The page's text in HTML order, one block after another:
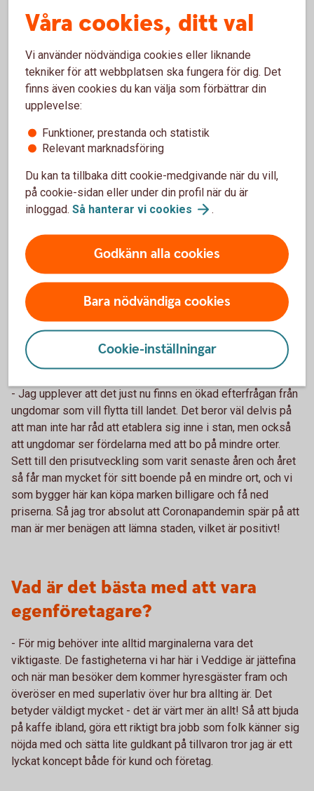
och det är ett gott betyg till personalen. Flera anställda har
blivit mina nära vänner genom åren.
Hur har byggmarknaden
förändrats skulle du säga genom
dina företagsår?
förändring vad gäller maskinhjälpmedel och den tekniska
utvecklingen. Det finns också en ökad förväntan på snabba
tidplaner och leveranser - ett projekt ska helst vara klart
med i utvecklingen sköter sig mycket själv är min
erfarenhet om man har skitduktig personal. Någon snappar
upp det ena och någon det andra och det gör ju att vi som
företag tillsammans kan hålla oss i framkant.
Ser du några effekter av
Coronapandemin?
- Jag upplever att det just nu finns en ökad efterfrågan från
ungdomar som vill flytta till landet. Det beror väl delvis på
att man inte har råd att etablera sig inne i stan, men också
att ungdomar ser fördelarna med att bo på mindre orter.
Sett till den prisutveckling som varit senaste åren och året
så får man mycket för sitt boende på en mindre ort, och vi
som bygger här kan köpa marken billigare och få ned
priserna. Så jag tror absolut att Coronapandemin spär på att
man är mer benägen att lämna staden, vilket är positivt!
Vad är det bästa med att vara
egenföretagare?
- För mig behöver inte alltid marginalerna vara det
viktigaste. De fastigheterna vi har här i Veddige är jättefina
och när man besöker dem kommer hyresgäster fram och
överöser en med superlativ över hur bra allting är. Det
betyder väldigt mycket - det är värt mer än allt! Så att bjuda
på kaffe ibland, göra ett riktigt bra jobb som folk känner sig
nöjda med och sätta lite guldkant på tillvaron tror jag är ett
lyckat koncept både för kund och företag.
Våra cookies, ditt val
Vi använder nödvändiga cookies eller liknande
tekniker för att webbplatsen ska fungera för dig. Det
finns även cookies du kan välja som förbättrar din
upplevelse:
Funktioner, prestanda och statistik
Relevant marknadsföring
Du kan ta tillbaka ditt cookie-medgivande när du vill,
på cookie-sidan eller under din profil när du är
inloggad. Så hanterar vi cookies .
Godkänn alla cookies
Bara nödvändiga cookies
Cookie-inställningar